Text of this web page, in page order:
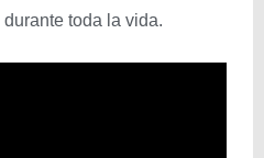
toda la vida.